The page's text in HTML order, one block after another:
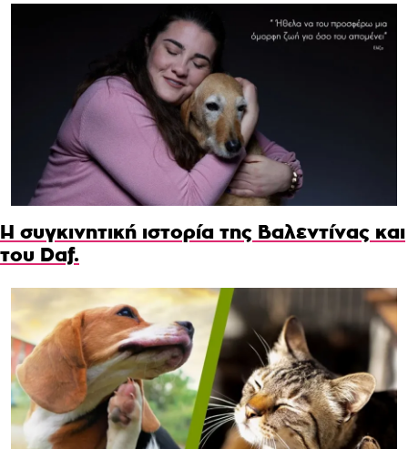
Η συγκινητική ιστορία της Βαλεντίνας και
του Daf.